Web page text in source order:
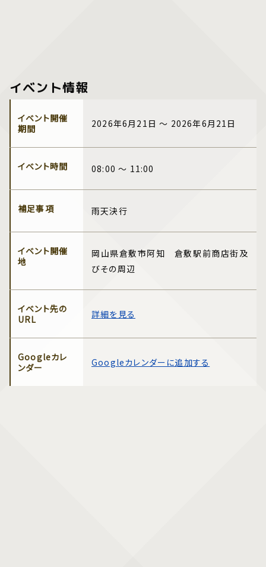
イベント情報
イベント開催
期間
2026年6月21日 ～ 2026年6月21日
イベント時間 08:00 ～ 11:00
補足事項 雨天決行
イベント開催
地
岡山県倉敷市阿知 倉敷駅前商店街及
びその周辺
イベント先の
URL
詳細を見る
Googleカレ
ンダー
Googleカレンダーに追加する